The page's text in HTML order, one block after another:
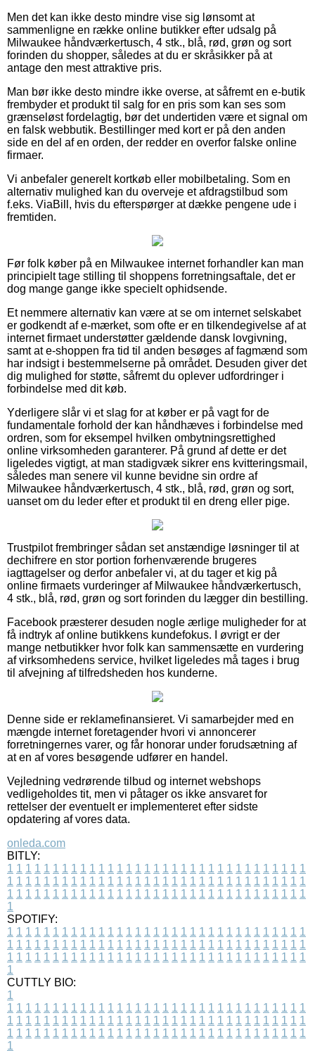
Men det kan ikke desto mindre vise sig lønsomt at
sammenligne en række online butikker efter udsalg på
Milwaukee håndværkertusch, 4 stk., blå, rød, grøn og sort
forinden du shopper, således at du er skråsikker på at
antage den mest attraktive pris.
Man bør ikke desto mindre ikke overse, at såfremt en e-butik
frembyder et produkt til salg for en pris som kan ses som
grænseløst fordelagtig, bør det undertiden være et signal om
en falsk webbutik. Bestillinger med kort er på den anden
side en del af en orden, der redder en overfor falske online
firmaer.
Vi anbefaler generelt kortkøb eller mobilbetaling. Som en
alternativ mulighed kan du overveje et afdragstilbud som
f.eks. ViaBill, hvis du efterspørger at dække pengene ude i
fremtiden.
Før folk køber på en Milwaukee internet forhandler kan man
principielt tage stilling til shoppens forretningsaftale, det er
dog mange gange ikke specielt ophidsende.
Et nemmere alternativ kan være at se om internet selskabet
er godkendt af e-mærket, som ofte er en tilkendegivelse af at
internet firmaet understøtter gældende dansk lovgivning,
samt at e-shoppen fra tid til anden besøges af fagmænd som
har indsigt i bestemmelserne på området. Desuden giver det
dig mulighed for støtte, såfremt du oplever udfordringer i
forbindelse med dit køb.
Yderligere slår vi et slag for at køber er på vagt for de
fundamentale forhold der kan håndhæves i forbindelse med
ordren, som for eksempel hvilken ombytningsrettighed
online virksomheden garanterer. På grund af dette er det
ligeledes vigtigt, at man stadigvæk sikrer ens kvitteringsmail,
således man senere vil kunne bevidne sin ordre af
Milwaukee håndværkertusch, 4 stk., blå, rød, grøn og sort,
uanset om du leder efter et produkt til en dreng eller pige.
Trustpilot frembringer sådan set anstændige løsninger til at
dechifrere en stor portion forhenværende brugeres
iagttagelser og derfor anbefaler vi, at du tager et kig på
online firmaets vurderinger af Milwaukee håndværkertusch,
4 stk., blå, rød, grøn og sort forinden du lægger din bestilling.
Facebook præsterer desuden nogle ærlige muligheder for at
få indtryk af online butikkens kundefokus. I øvrigt er der
mange netbutikker hvor folk kan sammensætte en vurdering
af virksomhedens service, hvilket ligeledes må tages i brug
til afvejning af tilfredsheden hos kunderne.
Denne side er reklamefinansieret. Vi samarbejder med en
mængde internet foretagender hvori vi annoncerer
forretningernes varer, og får honorar under forudsætning af
at en af vores besøgende udfører en handel.
Vejledning vedrørende tilbud og internet webshops
vedligeholdes tit, men vi påtager os ikke ansvaret for
rettelser der eventuelt er implementeret efter sidste
opdatering af vores data.
onleda.com
BITLY:
1 1 1 1 1 1 1 1 1 1 1 1 1 1 1 1 1 1 1 1 1 1 1 1 1 1 1 1 1 1 1 1 1
1 1 1 1 1 1 1 1 1 1 1 1 1 1 1 1 1 1 1 1 1 1 1 1 1 1 1 1 1 1 1 1 1
1 1 1 1 1 1 1 1 1 1 1 1 1 1 1 1 1 1 1 1 1 1 1 1 1 1 1 1 1 1 1 1 1
1
SPOTIFY:
1 1 1 1 1 1 1 1 1 1 1 1 1 1 1 1 1 1 1 1 1 1 1 1 1 1 1 1 1 1 1 1 1
1 1 1 1 1 1 1 1 1 1 1 1 1 1 1 1 1 1 1 1 1 1 1 1 1 1 1 1 1 1 1 1 1
1 1 1 1 1 1 1 1 1 1 1 1 1 1 1 1 1 1 1 1 1 1 1 1 1 1 1 1 1 1 1 1 1
1
CUTTLY BIO:
1
1 1 1 1 1 1 1 1 1 1 1 1 1 1 1 1 1 1 1 1 1 1 1 1 1 1 1 1 1 1 1 1 1
1 1 1 1 1 1 1 1 1 1 1 1 1 1 1 1 1 1 1 1 1 1 1 1 1 1 1 1 1 1 1 1 1
1 1 1 1 1 1 1 1 1 1 1 1 1 1 1 1 1 1 1 1 1 1 1 1 1 1 1 1 1 1 1 1 1
1